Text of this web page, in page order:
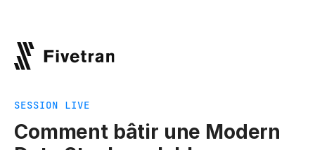
SESSION LIVE
Comment bâtir une Modern